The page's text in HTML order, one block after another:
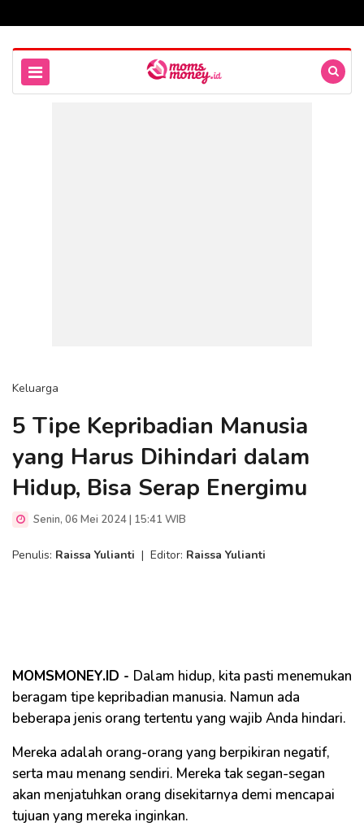
Keluarga
5 Tipe Kepribadian Manusia
yang Harus Dihindari dalam
Hidup, Bisa Serap Energimu
Senin, 06 Mei 2024 | 15:41 WIB
Penulis: Raissa Yulianti | Editor: Raissa Yulianti
MOMSMONEY.ID - Dalam hidup, kita pasti menemukan
beragam tipe kepribadian manusia. Namun ada
beberapa jenis orang tertentu yang wajib Anda hindari.
Mereka adalah orang-orang yang berpikiran negatif,
serta mau menang sendiri. Mereka tak segan-segan
akan menjatuhkan orang disekitarnya demi mencapai
tujuan yang mereka inginkan.